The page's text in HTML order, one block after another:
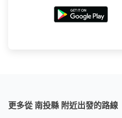
更多從 南投縣 附近出發的路線